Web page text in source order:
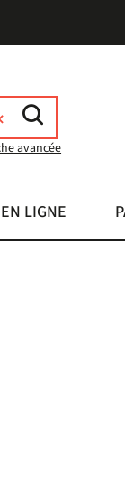
avancée
EN LIGNE